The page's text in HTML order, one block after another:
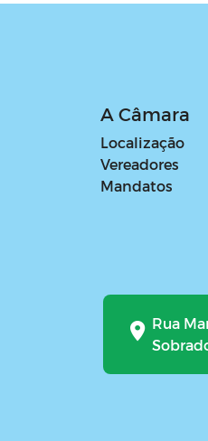
A Câmara
Localização
Vereadores
Mandatos
Rua